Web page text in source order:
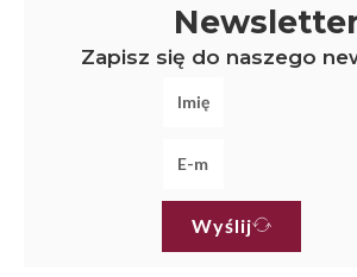
Zapisz się do naszego
Wyślij